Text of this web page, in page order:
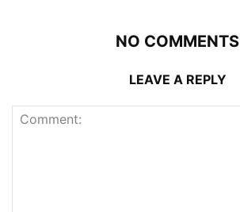
NO COMMENTS
LEAVE A REPLY